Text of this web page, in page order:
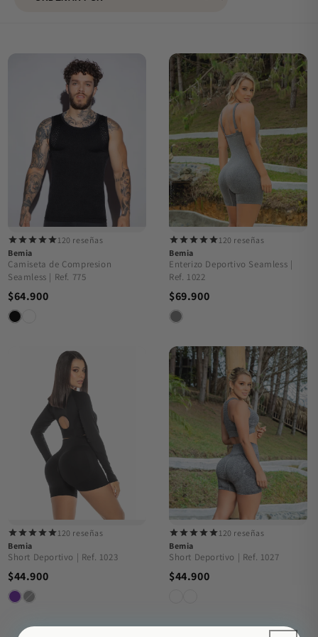
120 reseñas
Bemia
Camiseta de Compresion
Seamless | Ref. 775
$64.900
120 reseñas
Bemia
Enterizo Deportivo Seamless |
Ref. 1022
$69.900
120 reseñas
Bemia
Short Deportivo | Ref. 1023
$44.900
120 reseñas
Bemia
Short Deportivo | Ref. 1027
$44.900